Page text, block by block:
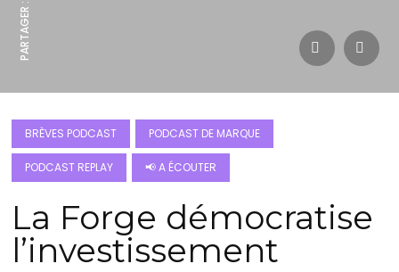
PARTAGER :
BRÈVES PODCAST PODCAST DE MARQUE
PODCAST REPLAY 📢 A ÉCOUTER
La Forge démocratise
l’investissement